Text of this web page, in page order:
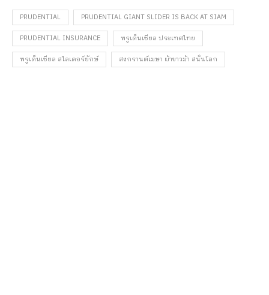
PRUDENTIAL
PRUDENTIAL GIANT SLIDER IS BACK AT SIAM
PRUDENTIAL INSURANCE
พรูเด็นเชียล ประเทศไทย
พรูเด็นเชียล สไลเดอร์ยักษ์
สงกรานต์เมษา ผ้าขาวม้า สนั่นโลก